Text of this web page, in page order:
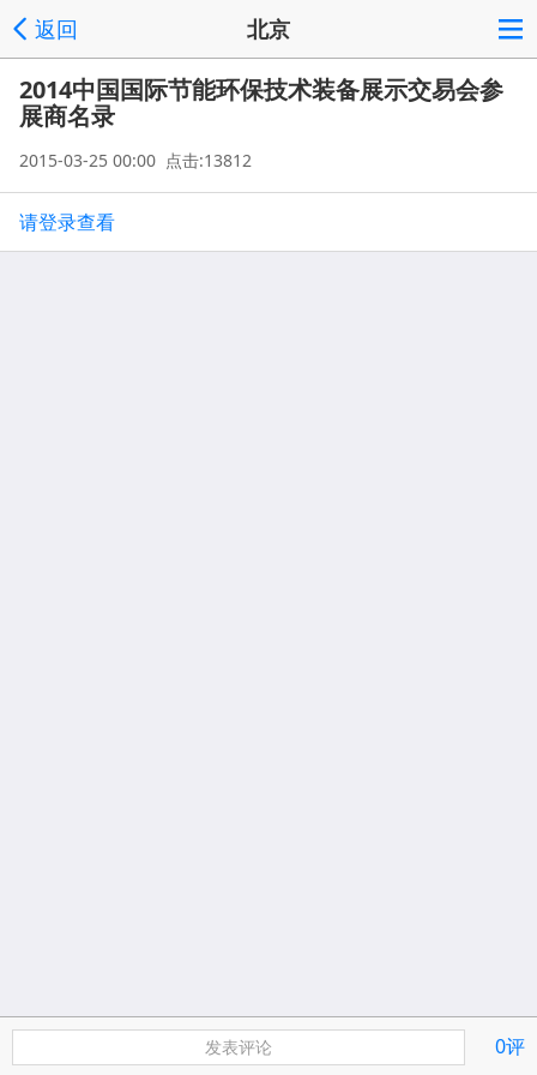
返回 北京
2014中国国际节能环保技术装备展示交易会参
展商名录
2015-03-25 00:00 点击:13812
请登录查看
发表评论 0评